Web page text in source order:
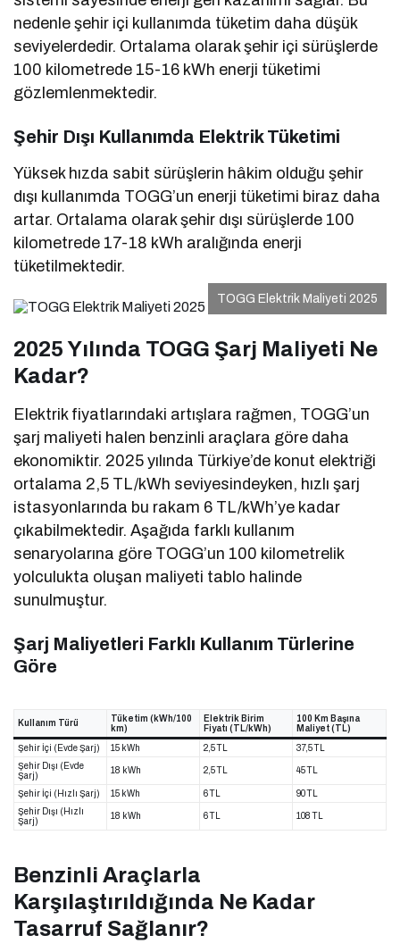
nedenle şehir içi kullanımda tüketim daha düşük
seviyelerdedir. Ortalama olarak şehir içi sürüşlerde
100 kilometrede 15-16 kWh enerji tüketimi
gözlemlenmektedir.
Şehir Dışı Kullanımda Elektrik Tüketimi
Yüksek hızda sabit sürüşlerin hâkim olduğu şehir
dışı kullanımda TOGG’un enerji tüketimi biraz daha
artar. Ortalama olarak şehir dışı sürüşlerde 100
kilometrede 17-18 kWh aralığında enerji
tüketilmektedir.
TOGG Elektrik Maliyeti 2025
2025 Yılında TOGG Şarj Maliyeti Ne
Kadar?
Elektrik fiyatlarındaki artışlara rağmen, TOGG’un
şarj maliyeti halen benzinli araçlara göre daha
ekonomiktir. 2025 yılında Türkiye’de konut elektriği
ortalama 2,5 TL/kWh seviyesindeyken, hızlı şarj
istasyonlarında bu rakam 6 TL/kWh’ye kadar
çıkabilmektedir. Aşağıda farklı kullanım
senaryolarına göre TOGG’un 100 kilometrelik
yolculukta oluşan maliyeti tablo halinde
sunulmuştur.
Şarj Maliyetleri Farklı Kullanım Türlerine
Göre
Kullanım Türü
Tüketim (kWh/100
km)
Elektrik Birim
Fiyatı (TL/kWh)
100 Km Başına
Maliyet (TL)
Şehir İçi (Evde Şarj)
15 kWh 2,5 TL
37,5 TL
Şehir Dışı (Evde
Şarj)
18 kWh 2,5 TL 45 TL
Şehir İçi (Hızlı Şarj) 15 kWh 6 TL
90 TL
Şehir Dışı (Hızlı
Şarj)
18 kWh 6 TL 108 TL
Benzinli Araçlarla
Karşılaştırıldığında Ne Kadar
Tasarruf Sağlanır?